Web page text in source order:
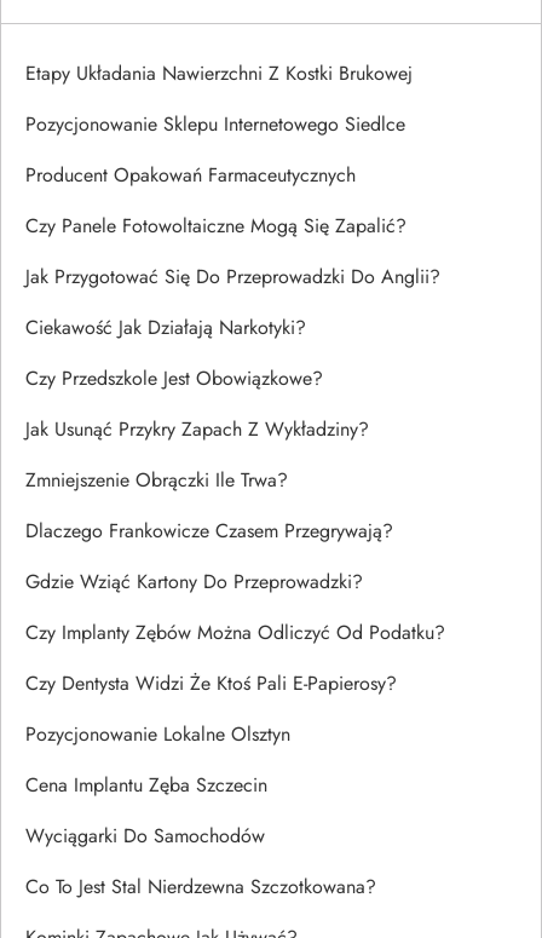
Etapy Układania Nawierzchni Z Kostki Brukowej
Pozycjonowanie Sklepu Internetowego Siedlce
Producent Opakowań Farmaceutycznych
Czy Panele Fotowoltaiczne Mogą Się Zapalić?
Jak Przygotować Się Do Przeprowadzki Do Anglii?
Ciekawość Jak Działają Narkotyki?
Czy Przedszkole Jest Obowiązkowe?
Jak Usunąć Przykry Zapach Z Wykładziny?
Zmniejszenie Obrączki Ile Trwa?
Dlaczego Frankowicze Czasem Przegrywają?
Gdzie Wziąć Kartony Do Przeprowadzki?
Czy Implanty Zębów Można Odliczyć Od Podatku?
Czy Dentysta Widzi Że Ktoś Pali E-Papierosy?
Pozycjonowanie Lokalne Olsztyn
Cena Implantu Zęba Szczecin
Wyciągarki Do Samochodów
Co To Jest Stal Nierdzewna Szczotkowana?